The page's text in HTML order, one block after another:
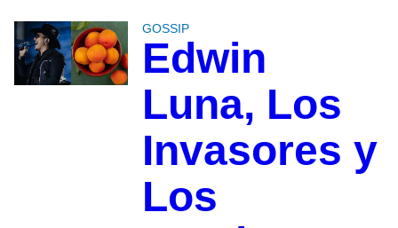
GOSSIP
Edwin
Luna, Los
Invasores y
Los